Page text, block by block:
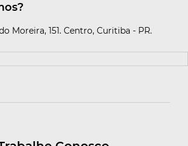
Moreira, 151. Centro, Curitiba - PR.